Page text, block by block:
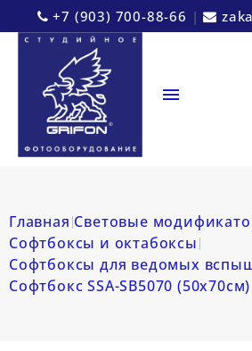
+7 (903) 700-88-66 |

Главная Световые
Софтбоксы и октабоксы
Софтбоксы для ведомых
Софтбокс SSA-SB5070 (50х70см)